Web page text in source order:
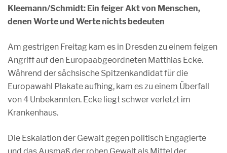
Kleemann/Schmidt: Ein feiger Akt von Menschen,
denen Worte und Werte nichts bedeuten
Am gestrigen Freitag kam es in Dresden zu einem feigen
Angriff auf den Europaabgeordneten Matthias Ecke.
Während der sächsische Spitzenkandidat für die
Europawahl Plakate aufhing, kam es zu einem Überfall
von 4 Unbekannten. Ecke liegt schwer verletzt im
Krankenhaus.
Die Eskalation der Gewalt gegen politisch Engagierte